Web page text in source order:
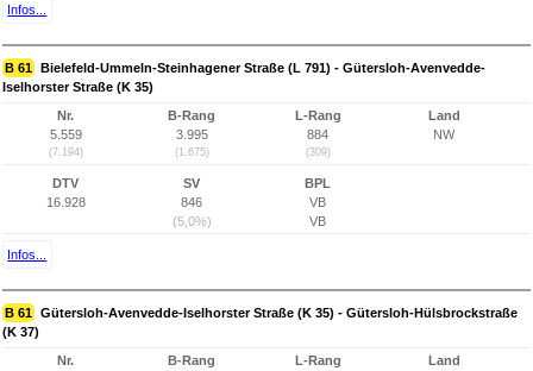
Infos...
B 61 Bielefeld-Ummeln-Steinhagener Straße (L 791) - Gütersloh-Avenvedde-
Iselhorster Straße (K 35)
Nr.
5.559
(7.194)
B-Rang
3.995
(1.675)
L-Rang
884
(309)
Land
NW
DTV
16.928
SV
846
(5,0%)
BPL
VB
VB
Infos...
B 61 Gütersloh-Avenvedde-Iselhorster Straße (K 35) - Gütersloh-Hülsbrockstraße
(K 37)
Nr.
B-Rang
L-Rang
Land